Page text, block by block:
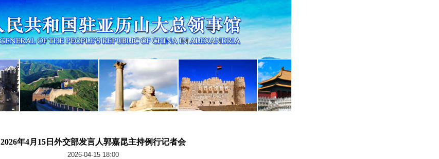
2026年4月15日外交部发言人郭嘉昆主持例行记者会
2026-04-15 18:00